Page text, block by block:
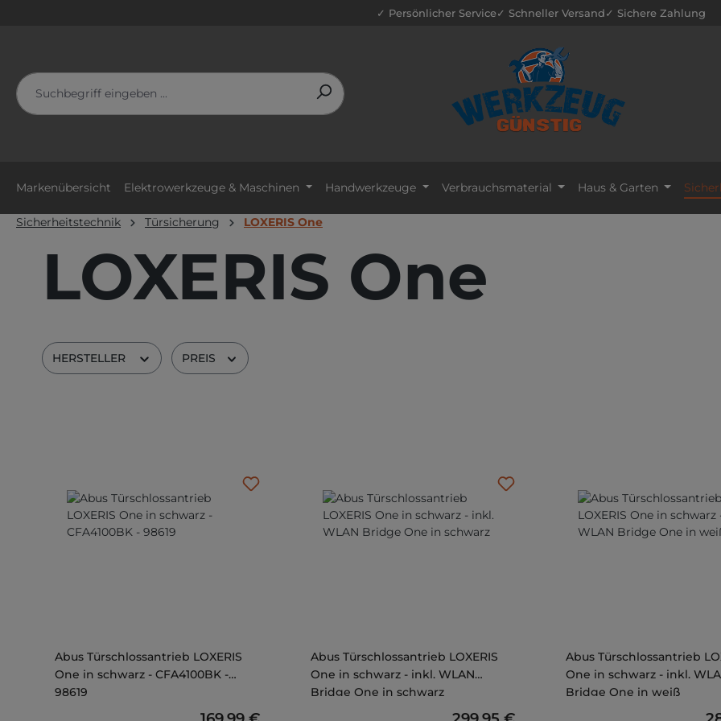
✓ Persönlicher Service✓ Schneller Versand✓ Sichere Zahlung
Markenübersicht Elektrowerkzeuge & Maschinen Handwerkzeuge Verbrauchsmaterial Haus & Garten
Sicherheitstechnik Türsicherung LOXERIS One
LOXERIS One
HERSTELLER PREIS
Abus Türschlossantrieb LOXERIS
One in schwarz - CFA4100BK -
98619
Abus Türschlossantrieb LOXERIS
One in schwarz - inkl. WLAN
Bridge One in schwarz
Abus Türschlossantrieb
One in schwarz - inkl.
Bridge One in weiß